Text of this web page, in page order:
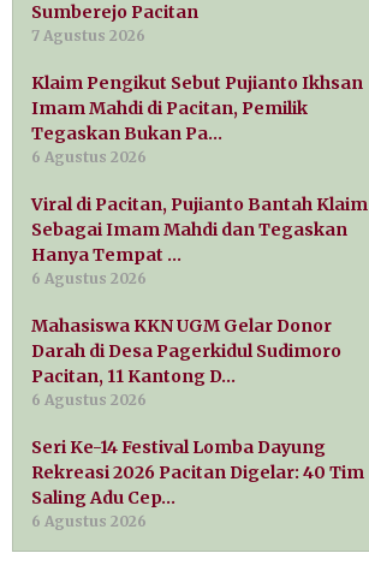
Sumberejo Pacitan
7 Agustus 2026
Klaim Pengikut Sebut Pujianto Ikhsan
Imam Mahdi di Pacitan, Pemilik
Tegaskan Bukan Pa…
6 Agustus 2026
Viral di Pacitan, Pujianto Bantah Klaim
Sebagai Imam Mahdi dan Tegaskan
Hanya Tempat …
6 Agustus 2026
Mahasiswa KKN UGM Gelar Donor
Darah di Desa Pagerkidul Sudimoro
Pacitan, 11 Kantong D…
6 Agustus 2026
Seri Ke-14 Festival Lomba Dayung
Rekreasi 2026 Pacitan Digelar: 40 Tim
Saling Adu Cep…
6 Agustus 2026